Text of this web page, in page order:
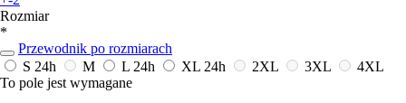
Rozmiar
*
Przewodnik po rozmiarach
S 24h M L 24h XL 24h 2XL 3XL
4XL
To pole jest wymagane